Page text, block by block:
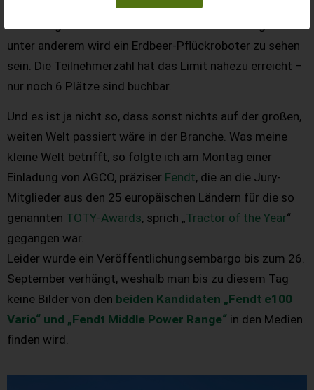
Alle verfügbaren 41 Ausstellungsplätze sind mit
unter anderem wird ein Erdbeer-Pflückroboter zu sehen
sein. Die Teilnehmerzahl hat das Limit nahezu erreicht –
nur noch 6 Plätze sind buchbar.
Und es ist ja nicht so, dass sonst nichts auf der großen,
weiten Welt passiert wäre in der Branche. Was meine
kleine Welt betrifft, so folgte ich am Montag einer
Einladung von AGCO, präziser Fendt, die an die Jury-
Mitglieder aus den 25 europäischen Ländern für die so
genannten TOTY-Awards, sprich „Tractor of the Year“
gegangen war.
Leider wurde ein Veröffentlichungsembargo bis zum 26.
September verhängt, weshalb man bis zu diesem Tag
keine Bilder von den beiden Kandidaten „Fendt e100
Vario“ und „Fendt Middle Power Range“ in den Medien
finden wird.